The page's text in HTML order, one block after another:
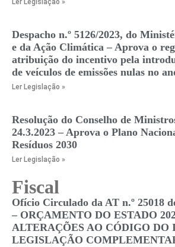
Ler Legislação »
Despacho n.º 5126/2023, do
e da Ação Climática – Aprova o
atribuição do incentivo pela
de veículos de emissões nulas no
Ler Legislação »
Resolução do Conselho de
24.3.2023 – Aprova o Plano
Resíduos 2030
Ler Legislação »
Fiscal
Ofício Circulado da AT n.º 25018
– ORÇAMENTO DO ESTADO
ALTERAÇÕES AO CÓDIGO DO
LEGISLAÇÃO